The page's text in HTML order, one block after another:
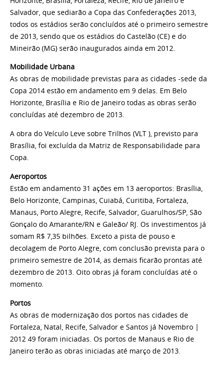
Salvador, que sediarão a Copa das Confederações 2013,
todos os estádios serão concluídos até o primeiro semestre
de 2013, sendo que os estádios do Castelão (CE) e do
Mineirão (MG) serão inaugurados ainda em 2012.
Mobilidade Urbana
As obras de mobilidade previstas para as cidades -sede da
Copa 2014 estão em andamento em 9 delas. Em Belo
Horizonte, Brasília e Rio de Janeiro todas as obras serão
concluídas até dezembro de 2013.
A obra do Veículo Leve sobre Trilhos (VLT ), previsto para
Brasília, foi excluída da Matriz de Responsabilidade para
Copa.
Aeroportos
Estão em andamento 31 ações em 13 aeroportos: Brasília,
Belo Horizonte, Campinas, Cuiabá, Curitiba, Fortaleza,
Manaus, Porto Alegre, Recife, Salvador, Guarulhos/SP, São
Gonçalo do Amarante/RN e Galeão/ RJ. Os investimentos já
somam R$ 7,35 bilhões. Exceto a pista de pouso e
decolagem de Porto Alegre, com conclusão prevista para o
primeiro semestre de 2014, as demais ficarão prontas até
dezembro de 2013. Oito obras já foram concluídas até o
momento.
Portos
As obras de modernização dos portos nas cidades de
Fortaleza, Natal, Recife, Salvador e Santos já Novembro |
2012 49 foram iniciadas. Os portos de Manaus e Rio de
Janeiro terão as obras iniciadas até março de 2013.